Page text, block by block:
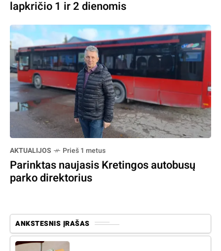
lapkričio 1 ir 2 dienomis
AKTUALIJOS Prieš 1 metus
Parinktas naujasis Kretingos autobusų
parko direktorius
ANKSTESNIS ĮRAŠAS